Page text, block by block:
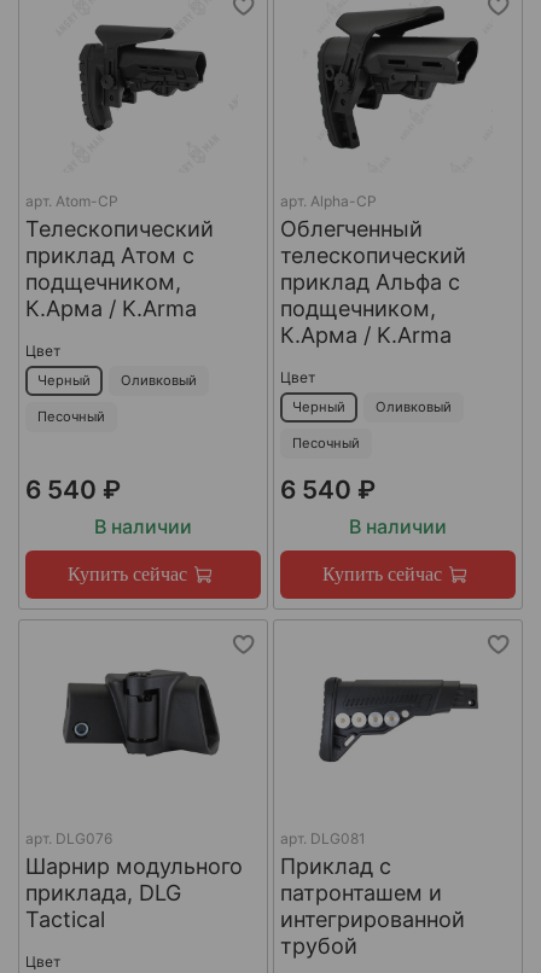
арт. Atom-CP
Телескопический
приклад Атом с
подщечником,
К.Арма / K.Arma
Цвет
Черный Оливковый
Песочный
6 540 ₽
В наличии
Купить сейчас
арт. Alpha-CP
Облегченный
телескопический
приклад Альфа с
подщечником,
К.Арма / K.Arma
Цвет
Черный Оливковый
Песочный
6 540 ₽
В наличии
Купить сейчас
арт. DLG076
Шарнир модульного
приклада, DLG
Tactical
Цвет
арт. DLG081
Приклад с
патронташем и
интегрированной
трубой